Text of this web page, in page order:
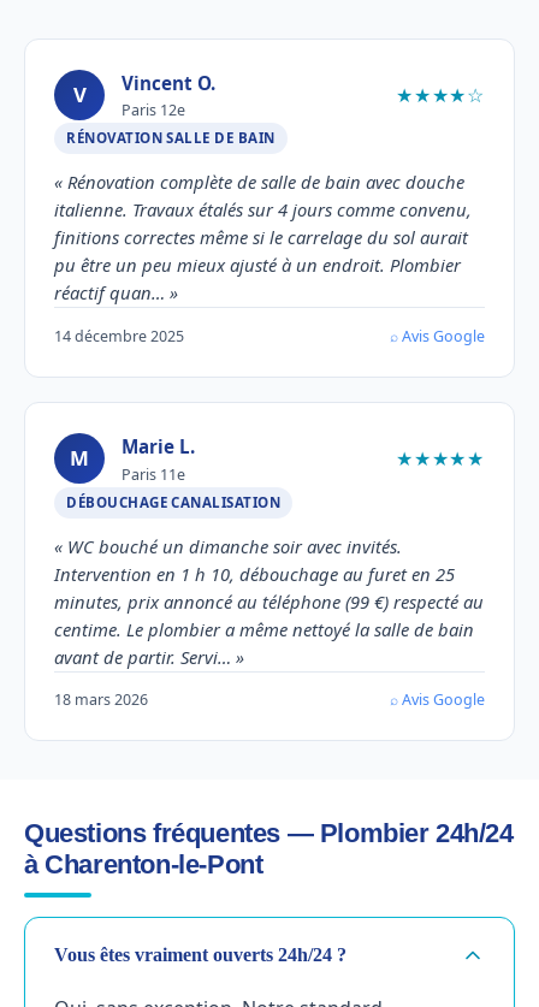
V Vincent O.
Paris 12e
★★★★☆
RÉNOVATION SALLE DE BAIN
« Rénovation complète de salle de bain avec douche
italienne. Travaux étalés sur 4 jours comme convenu,
finitions correctes même si le carrelage du sol aurait
pu être un peu mieux ajusté à un endroit. Plombier
réactif quan… »
14 décembre 2025 ⌕ Avis Google
M Marie L.
Paris 11e
★★★★★
DÉBOUCHAGE CANALISATION
« WC bouché un dimanche soir avec invités.
Intervention en 1 h 10, débouchage au furet en 25
minutes, prix annoncé au téléphone (99 €) respecté au
centime. Le plombier a même nettoyé la salle de bain
avant de partir. Servi… »
18 mars 2026 ⌕ Avis Google
Questions fréquentes — Plombier 24h/24
à Charenton-le-Pont
Vous êtes vraiment ouverts 24h/24 ?